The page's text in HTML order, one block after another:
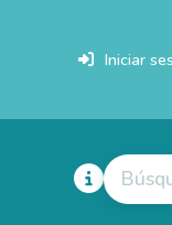
Iniciar